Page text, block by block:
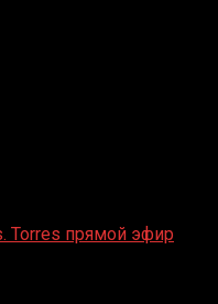
Torres прямой эфир